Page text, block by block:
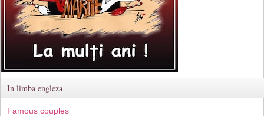
In limba engleza
Famous couples